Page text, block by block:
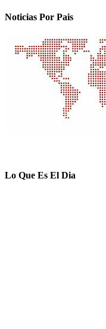
Noticias Por Pais
Lo Que Es El Dia